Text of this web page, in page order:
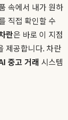
속에서 내가 원하
직접 확인할 수
란은 바로 이 지점
제공합니다. 차란
중고 거래 시스템